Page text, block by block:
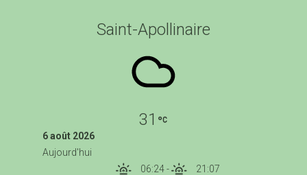
Saint-Apollinaire
31
6 août 2026
Aujourd'hui
06:24- 21:07